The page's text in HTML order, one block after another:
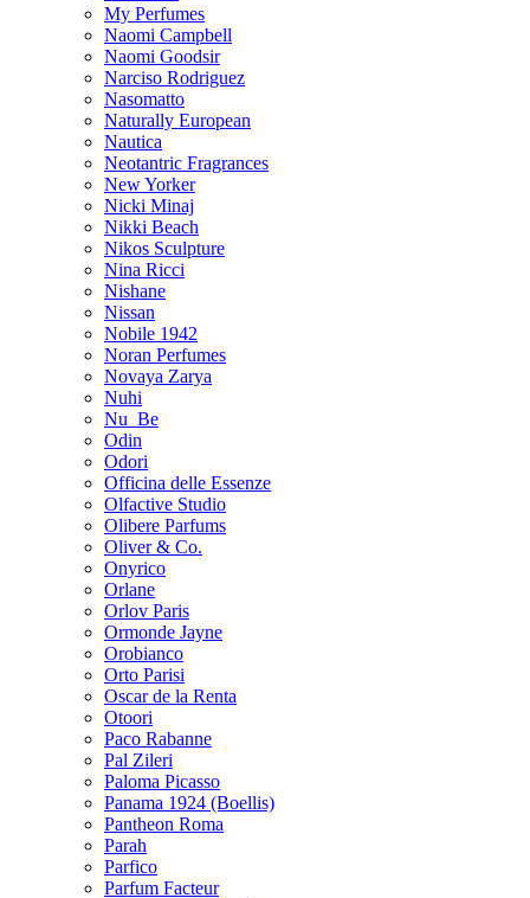
My Perfumes
Naomi Campbell
Naomi Goodsir
Narciso Rodriguez
Nasomatto
Naturally European
Nautica
Neotantric Fragrances
New Yorker
Nicki Minaj
Nikki Beach
Nikos Sculpture
Nina Ricci
Nishane
Nissan
Nobile 1942
Noran Perfumes
Novaya Zarya
Nuhi
Nu_Be
Odin
Odori
Officina delle Essenze
Olfactive Studio
Olibere Parfums
Oliver & Co.
Onyrico
Orlane
Orlov Paris
Ormonde Jayne
Orobianco
Orto Parisi
Oscar de la Renta
Otoori
Paco Rabanne
Pal Zileri
Paloma Picasso
Panama 1924 (Boellis)
Pantheon Roma
Parah
Parfico
Parfum Facteur